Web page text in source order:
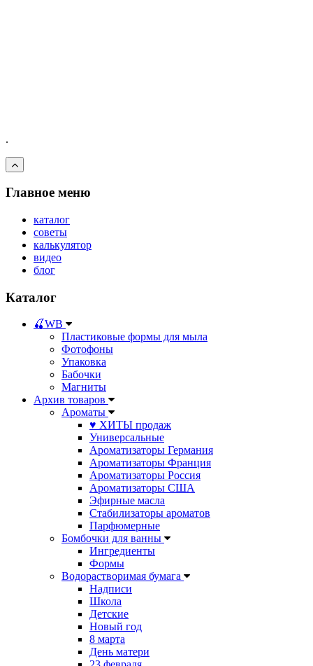
.
Главное меню
каталог
советы
калькулятор
видео
блог
Каталог
🍒WB
Пластиковые формы для мыла
Фотофоны
Упаковка
Бабочки
Магниты
Архив товаров
Ароматы
♥ ХИТЫ продаж
Универсальные
Ароматизаторы Германия
Ароматизаторы Франция
Ароматизаторы Россия
Ароматизаторы США
Эфирные масла
Стабилизаторы ароматов
Парфюмерные
Бомбочки для ванны
Ингредиенты
Формы
Водорастворимая бумага
Надписи
Школа
Детские
Новый год
8 марта
День матери